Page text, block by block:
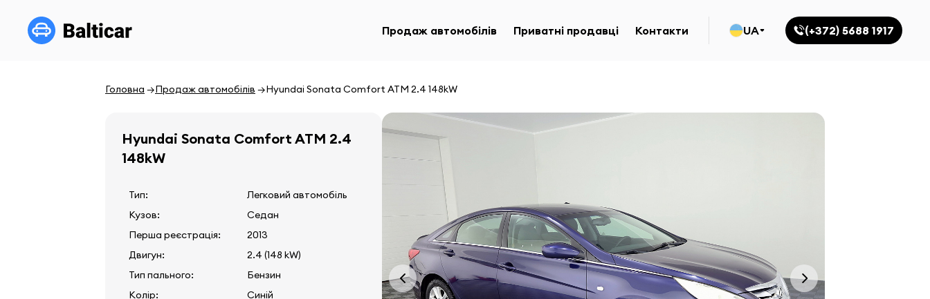
Продаж автомобілів Приватні продавці Контакти UA (+372) 5688 1917
Головна Продаж автомобілів Hyundai Sonata Comfort ATM 2.4 148kW
Hyundai Sonata Comfort ATM 2.4
148kW
Тип:
Легковий автомобіль
Кузов:
Седан
Перша реєстрація:
2013
Двигун:
2.4 (148 kW)
Тип пального:
Бензин
Колір:
Синій